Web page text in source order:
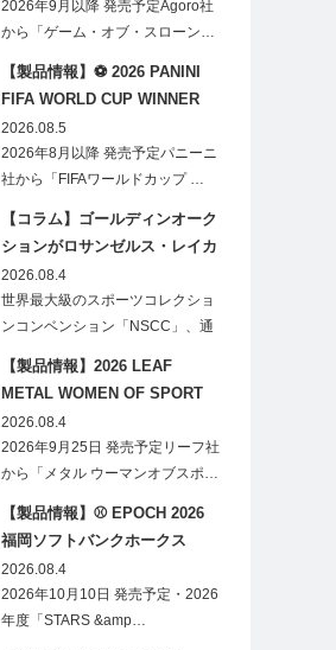
2026年9月以降 発売予定Agoro社
から「ゲーム・オブ・スローン…
【製品情報】⚽ 2026 PANINI
FIFA WORLD CUP WINNER
STICKER POSTER
2026.08.5
2026年8月以降 発売予定パニーニ
社から「FIFAワールドカップ …
【コラム】ゴールディンオーク
ションがロサンゼルス・レイカ
ーズのオフィシャルオークショ
ンスポンサーに！
2026.08.4
世界最大級のスポーツコレクショ
ンコンベンション「NSCC」、通
【製品情報】2026 LEAF
METAL WOMEN OF SPORT
HOBBY
2026.08.4
2026年9月25日 発売予定リーフ社
から「メタル ウーマンオブスポ…
【製品情報】⚾ EPOCH 2026
福岡ソフトバンクホークス
STARS&LEGENDS ベースボー
ルカード
2026.08.4
2026年10月10日 発売予定・2026
年度「STARS &amp…